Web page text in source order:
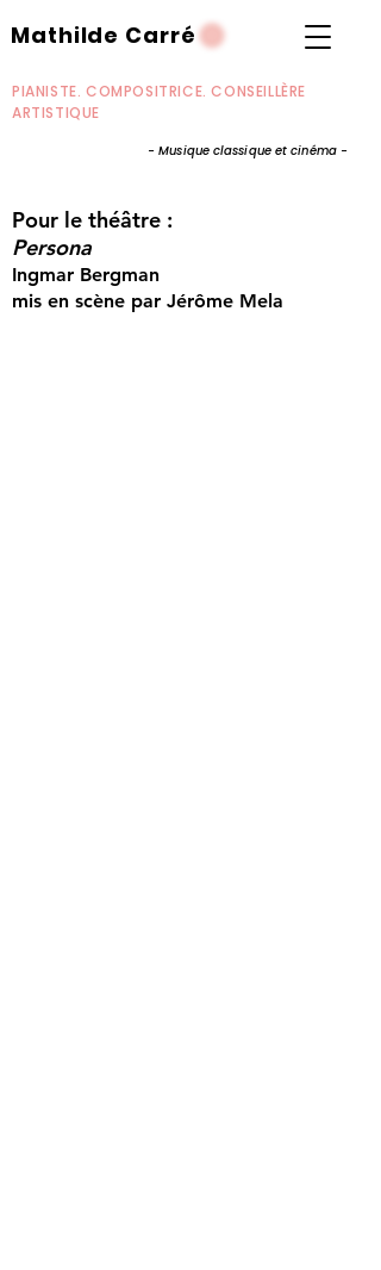
PIANISTE. COMPOSITRICE. CONSEILLÈRE
ARTISTIQUE
Mathilde Carré
- Musique classique et cinéma -
Pour le théâtre :
Persona
Ingmar Bergman
mis en scène par Jérôme Mela